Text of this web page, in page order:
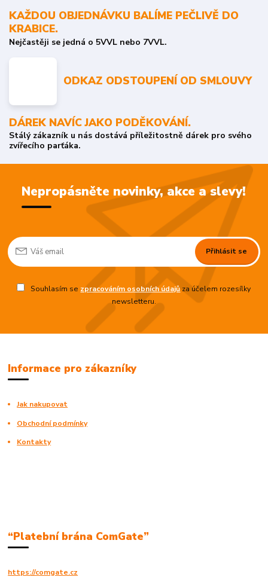
KAŽDOU OBJEDNÁVKU BALÍME PEČLIVĚ DO
KRABICE.
Nejčastěji se jedná o 5VVL nebo 7VVL.
ODKAZ ODSTOUPENÍ OD SMLOUVY
DÁREK NAVÍC JAKO PODĚKOVÁNÍ.
Stálý zákazník u nás dostává příležitostně dárek pro svého
zvířecího parťáka.
Nepropásněte novinky, akce a slevy!
Přihlásit se
Souhlasím se zpracováním osobních údajůza účelem rozesílky
newsletteru.
Informace pro zákazníky
Jak nakupovat
Obchodní podmínky
Kontakty
“Platební brána ComGate”
https://comgate.cz